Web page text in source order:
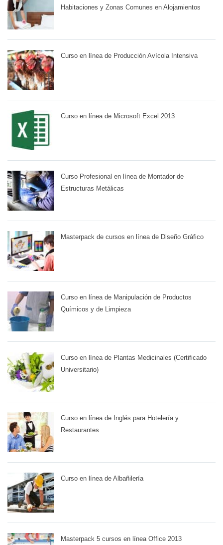
Habitaciones y Zonas Comunes en Alojamientos
Curso en línea de Producción Avícola Intensiva
Curso en línea de Microsoft Excel 2013
Curso Profesional en línea de Montador de
Estructuras Metálicas
Masterpack de cursos en línea de Diseño Gráfico
Curso en línea de Manipulación de Productos
Químicos y de Limpieza
Curso en línea de Plantas Medicinales (Certificado
Universitario)
Curso en línea de Inglés para Hotelería y
Restaurantes
Curso en línea de Albañilería
Masterpack 5 cursos en línea Office 2013